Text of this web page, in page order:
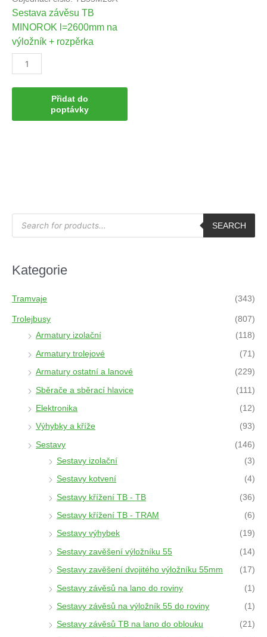
Sestava závěsu TB
MINOROK l=2600mm na
výložník + rozpěrka
Přidat do
poptávky
P
d
t
s
a
r
h
SEARCH
Kategorie
Tramvaje (343)
Trolejbusy
(807)
Armatury izolační
(118)
Armatury trolejové (71)
Armatury ostatní a lanové (229)
Sběrače a sběrací hlavice (111)
Elektronika (12)
Výhybky a kříže (93)
Sestavy
(146)
Sestavy izolační
(3)
Sestavy kotvení (4)
Sestavy křížení TB - TB (36)
Sestavy křížení TB - TRAM (6)
Sestavy výhybek (19)
Sestavy zavěšení výložníku 55 (14)
Sestavy zavěšení dvojitého výložníku 55mm (17)
Sestavy závěsů na lano do roviny (1)
Sestavy závěsů na výložník 55 do roviny (1)
Sestavy závěsů TB na lano do oblouku (21)